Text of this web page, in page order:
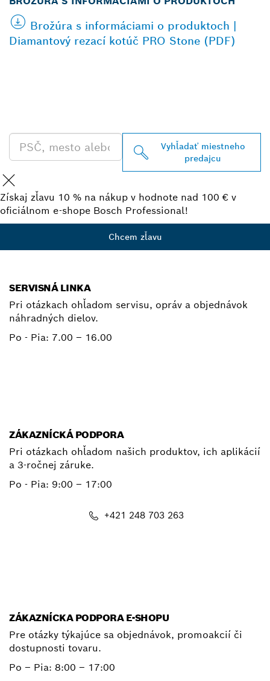
Brožúra s informáciami o produktoch |
Diamantový rezací kotúč PRO Stone (PDF)
Vyhľadať miestneho
predajcu
Získaj zľavu 10 % na nákup v hodnote nad 100 € v
oficiálnom e-shope Bosch Professional!
Chcem zľavu
SERVISNÁ LINKA
Pri otázkach ohľadom servisu, opráv a objednávok
náhradných dielov.
Po - Pia: 7.00 – 16.00
ZÁKAZNÍCKÁ PODPORA
Pri otázkach ohľadom našich produktov, ich aplikácií
a 3-ročnej záruke.
Po - Pia: 9:00 – 17:00
+421 248 703 263
ZÁKAZNÍCKA PODPORA E-SHOPU
Pre otázky týkajúce sa objednávok, promoakcií či
dostupnosti tovaru.
Po – Pia: 8:00 – 17:00